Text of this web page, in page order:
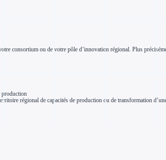
Rhône-Alpes
Loire
consortium ou de votre pôle d’innovation régional. Plus
production
régional de capacités de production ou de transformation